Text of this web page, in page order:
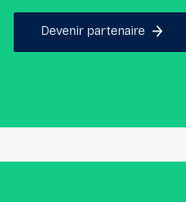
Devenir partenaire